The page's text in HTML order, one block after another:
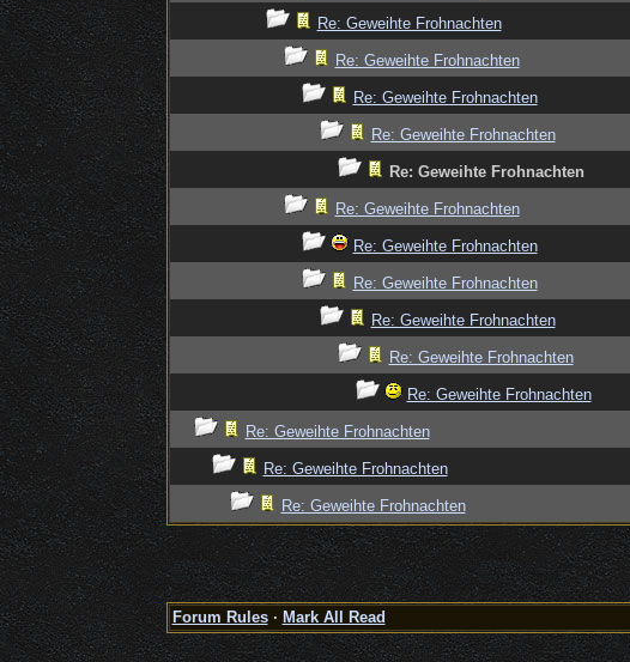
Re: Geweihte Frohnachten
Re: Geweihte Frohnachten
Re: Geweihte Frohnachten
Re: Geweihte Frohnachten
Re: Geweihte Frohnachten
Re: Geweihte Frohnachten
Re: Geweihte Frohnachten
Re: Geweihte Frohnachten
Re: Geweihte Frohnachten
Re: Geweihte Frohnachten
Re: Geweihte Frohnachten
Re: Geweihte Frohnachten
Re: Geweihte Frohnachten
Re: Geweihte Frohnachten
Forum Rules· Mark All Read